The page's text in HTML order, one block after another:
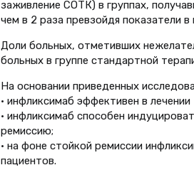
заживление СОТК) в группах,
чем в 2 раза превзойдя показатели
Доли больных, отметивших
больных в группе стандартной
На основании приведенных
• инфликсимаб эффективен в
• инфликсимаб способен
ремиссию;
• на фоне стойкой ремиссии
пациентов.